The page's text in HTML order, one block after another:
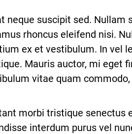
neque suscipit sed. Nullam
rhoncus eleifend nisi.
ex et vestibulum. In vel
Mauris auctor, mi eget
vitae quam
morbi tristique senectus
interdum purus vel